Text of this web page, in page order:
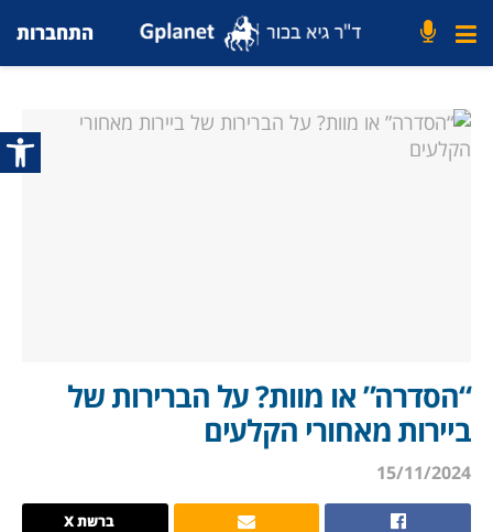
פתח
התחברות
“הסדרה” או מוות? על הברירות של
ביירות מאחורי הקלעים
15/11/2024
ברשת X